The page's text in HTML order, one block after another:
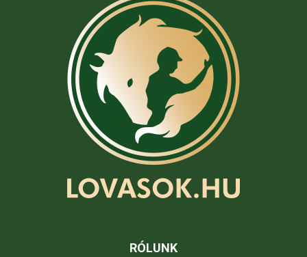
RÓLUNK